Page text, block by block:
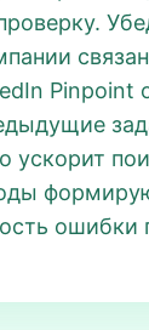
ускорит